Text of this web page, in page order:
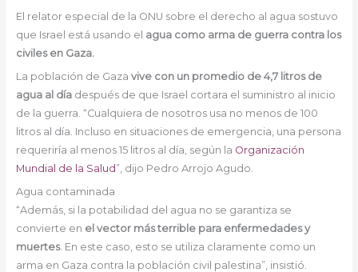
El relator especial de la ONU sobre el derecho al agua sostuvo
que Israel está usando el agua como arma de guerra contra los
civiles en Gaza.
La población de Gaza vive con un promedio de 4,7 litros de
agua al díadespués de que Israel cortara el suministro al inicio
de la guerra. “Cualquiera de nosotros usa no menos de 100
litros al día. Incluso en situaciones de emergencia, una persona
requeriría al menos 15 litros al día, según la Organización
Mundial de la Salud ”, dijo Pedro Arrojo Agudo.
Agua contaminada
“Además, si la potabilidad del agua no se garantiza se
convierte en el vector más terrible para enfermedades y
muertes. En este caso, esto se utiliza claramente como un
arma en Gaza contra la población civil palestina”, insistió.